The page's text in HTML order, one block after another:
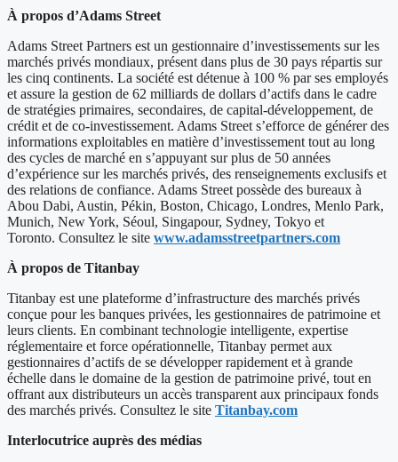
À propos d’Adams Street
Adams Street Partners est un gestionnaire d’investissements sur les
marchés privés mondiaux, présent dans plus de 30 pays répartis sur
les cinq continents. La société est détenue à 100 % par ses employés
et assure la gestion de 62 milliards de dollars d’actifs dans le cadre
de stratégies primaires, secondaires, de capital-développement, de
crédit et de co-investissement. Adams Street s’efforce de générer des
informations exploitables en matière d’investissement tout au long
des cycles de marché en s’appuyant sur plus de 50 années
d’expérience sur les marchés privés, des renseignements exclusifs et
des relations de confiance. Adams Street possède des bureaux à
Abou Dabi, Austin, Pékin, Boston, Chicago, Londres, Menlo Park,
Munich, New York, Séoul, Singapour, Sydney, Tokyo et
Toronto. Consultez le site www.adamsstreetpartners.com
À propos de Titanbay
Titanbay est une plateforme d’infrastructure des marchés privés
conçue pour les banques privées, les gestionnaires de patrimoine et
leurs clients. En combinant technologie intelligente, expertise
réglementaire et force opérationnelle, Titanbay permet aux
gestionnaires d’actifs de se développer rapidement et à grande
échelle dans le domaine de la gestion de patrimoine privé, tout en
offrant aux distributeurs un accès transparent aux principaux fonds
des marchés privés. Consultez le site Titanbay.com
Interlocutrice auprès des médias